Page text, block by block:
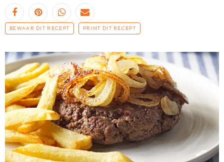
BEWAAR DIT RECEPT PRINT DIT RECEPT